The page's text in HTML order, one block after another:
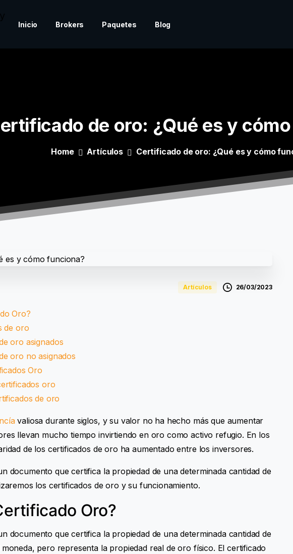
Inicio Brokers Paquetes Blog
de oro: ¿Qué es y cómo
Home Artículos Certificado de oro: ¿Qué es y cómo
Artículos 26/03/2023
Oro?
de oro
oro asignados
oro no asignados
Oro
oro
de oro
valiosa durante siglos, y su valor no ha hecho más que aumentar
llevan mucho tiempo invirtiendo en oro como activo refugio. En los
de los certificados de oro ha aumentado entre los inversores.
documento que certifica la propiedad de una determinada cantidad de
los certificados de oro y su funcionamiento.
Oro?
documento que certifica la propiedad de una determinada cantidad de
pero representa la propiedad real de oro físico. El certificado